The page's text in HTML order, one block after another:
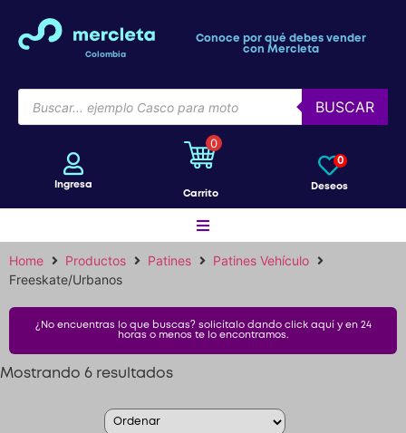
Colombia
Conoce por qué debes vender
con Mercleta
BUSCAR
Ingresa
0
Carrito
Deseos
0
Bicicletas
Home Productos Patines
Patines Vehículo
Freeskate/Urbanos
¿No encuentras lo que buscas? solicítalo dando click aquí y en 24
horas o menos te lo encontramos.
Mostrando 6 resultados